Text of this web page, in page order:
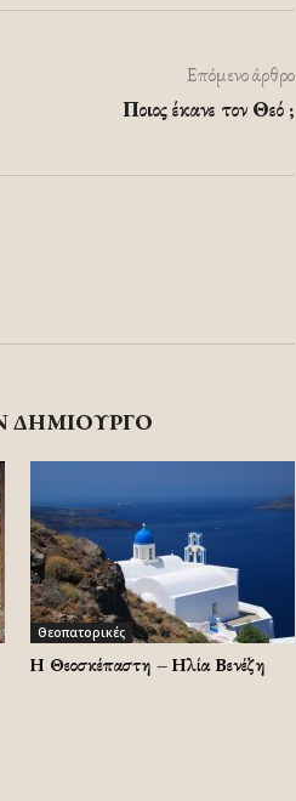
Επόμενο άρθρο
Ποιος έκανε τον Θεό ;
ΔΗΜΙΟΥΡΓΟ
Θεοπατορικές
Η Θεοσκέπαστη – Ηλία Βενέζη